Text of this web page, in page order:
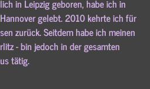
in Leipzig geboren, habe ich in
gelebt. 2010 kehrte ich für
zurück. Seitdem habe ich meinen
- bin jedoch in der gesamten
tätig.